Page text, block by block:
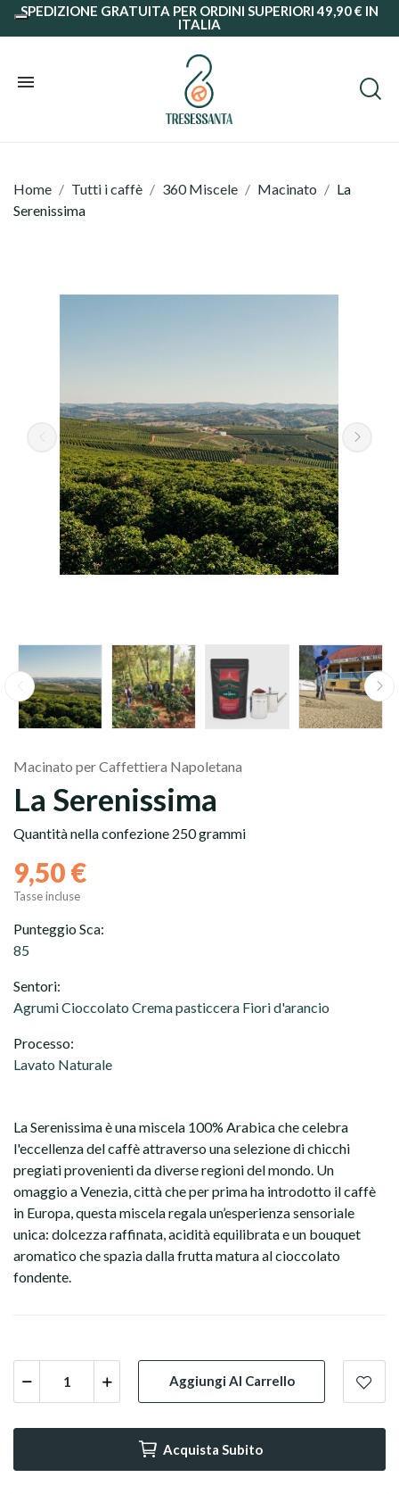
SPEDIZIONE GRATUITA PER ORDINI SUPERIORI 49,90 € IN
ITALIA
Grani
Macinato
Capsule
Macinato
Home Tutti i caffè 360 Miscele Macinato
La
Serenissima
Macinato per Caffettiera Napoletana
La Serenissima
Quantità nella confezione 250 grammi
9,50 €
Tasse incluse
Punteggio Sca:
85
Sentori:
Agrumi Cioccolato Crema pasticcera Fiori d'arancio
Processo:
Lavato Naturale
La Serenissima è una miscela 100% Arabica che celebra
l'eccellenza del caffè attraverso una selezione di chicchi
pregiati provenienti da diverse regioni del mondo. Un
omaggio a Venezia, città che per prima ha introdotto il caffè
in Europa, questa miscela regala un’esperienza sensoriale
unica: dolcezza raffinata, acidità equilibrata e un bouquet
aromatico che spazia dalla frutta matura al cioccolato
fondente.
Aggiungi Al Carrello
Acquista Subito